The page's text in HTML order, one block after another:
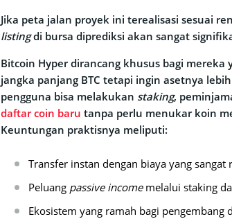
Jika peta jalan proyek ini terealisasi sesuai
listingdi bursa diprediksi akan sangat
Bitcoin Hyper dirancang khusus bagi mereka
jangka panjang BTC tetapi ingin asetnya
pengguna bisa melakukan staking,
daftar coin baru tanpa perlu menukar koin
Keuntungan praktisnya meliputi:
Transfer instan dengan biaya yang sangat
Peluang passive incomemelalui staking
Ekosistem yang ramah bagi pengembang